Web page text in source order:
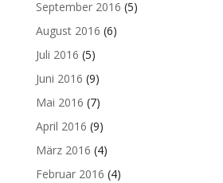
September 2016 (5)
August 2016 (6)
Juli 2016 (5)
Juni 2016 (9)
Mai 2016 (7)
April 2016 (9)
März 2016 (4)
Februar 2016 (4)